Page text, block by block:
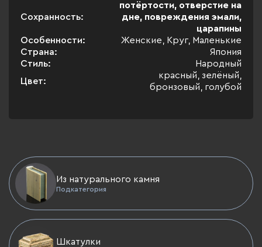
Сохранность:
потёртости, отверстие на
дне, повреждения эмали,
царапины
Особенности:
Женские, Круг, Маленькие
Страна:
Япония
Стиль:
Народный
Цвет:
красный, зелёный,
бронзовый, голубой
Из натурального камня
Подкатегория
Шкатулки